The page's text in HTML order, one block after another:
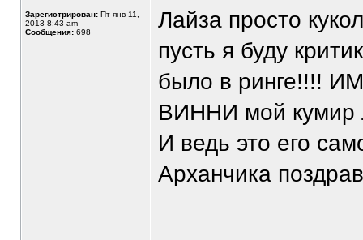
Зарегистрирован: Пт янв 11,
2013 8:43 am
Сообщения: 698
Лайза просто
пусть я буду
было в ринге!!!!
ВИННИ мой кумир
И ведь это его
Арханчика